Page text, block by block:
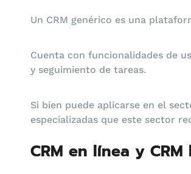
Un CRM genérico es una
Cuenta con funcionalidades de
y seguimiento de tareas.
Si bien puede aplicarse en el
especializadas que este sector
CRM en línea y CRM